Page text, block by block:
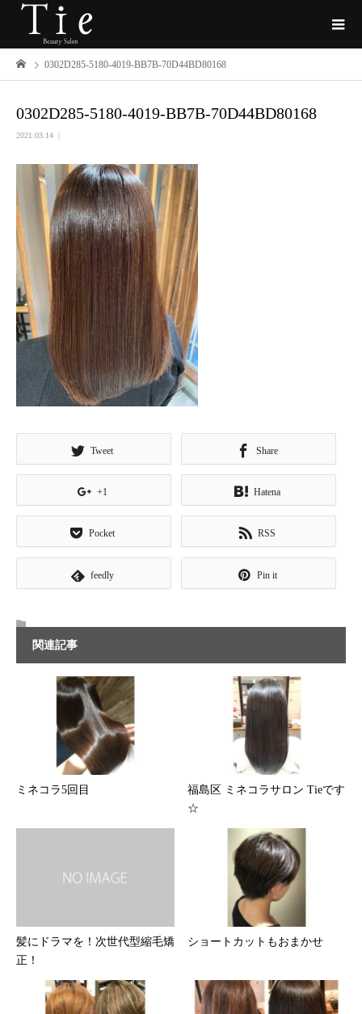
0302D285-5180-4019-BB7B-70D44BD80168
0302D285-5180-4019-BB7B-70D44BD80168
2021.03.14
Tweet Share
+1 Hatena
Pocket RSS
feedly Pin it
関連記事
ミネコラ5回目
福島区 ミネコラサロン Tieです
☆
髪にドラマを！次世代型縮毛矯
正！
ショートカットもおまかせ